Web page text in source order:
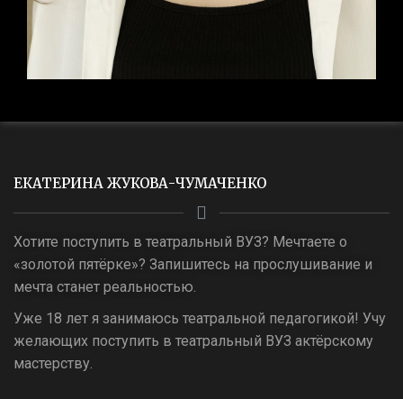
ЕКАТЕРИНА ЖУКОВА-ЧУМАЧЕНКО
Хотите поступить в театральный ВУЗ? Мечтаете о
«золотой пятёрке»? Запишитесь на прослушивание и
мечта станет реальностью.
Уже 18 лет я занимаюсь театральной педагогикой! Учу
желающих поступить в театральный ВУЗ актёрскому
мастерству.